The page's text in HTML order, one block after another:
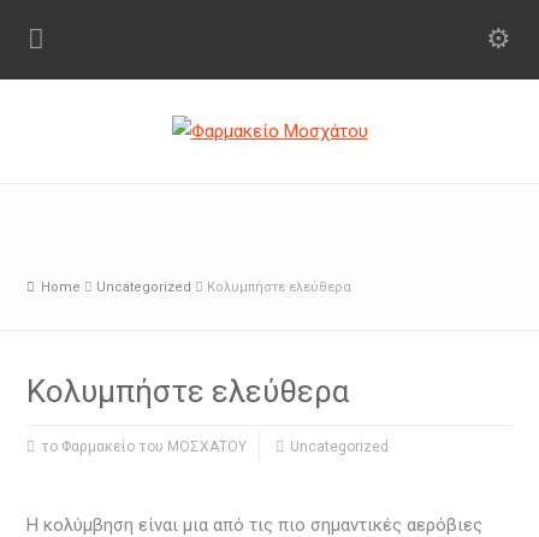
Home Uncategorized Κολυμπήστε ελεύθερα
Κολυμπήστε ελεύθερα
το Φαρμακείο του ΜΟΣΧΑΤΟΥ Uncategorized
Η κολύμβηση είναι μια από τις πιο σημαντικές αερόβιες